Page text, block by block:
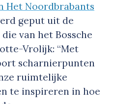
Het Noordbrabants
geput uit de
van het Bossche
Vrolijk: “Met
scharnierpunten
ruimtelijke
te inspireren in hoe